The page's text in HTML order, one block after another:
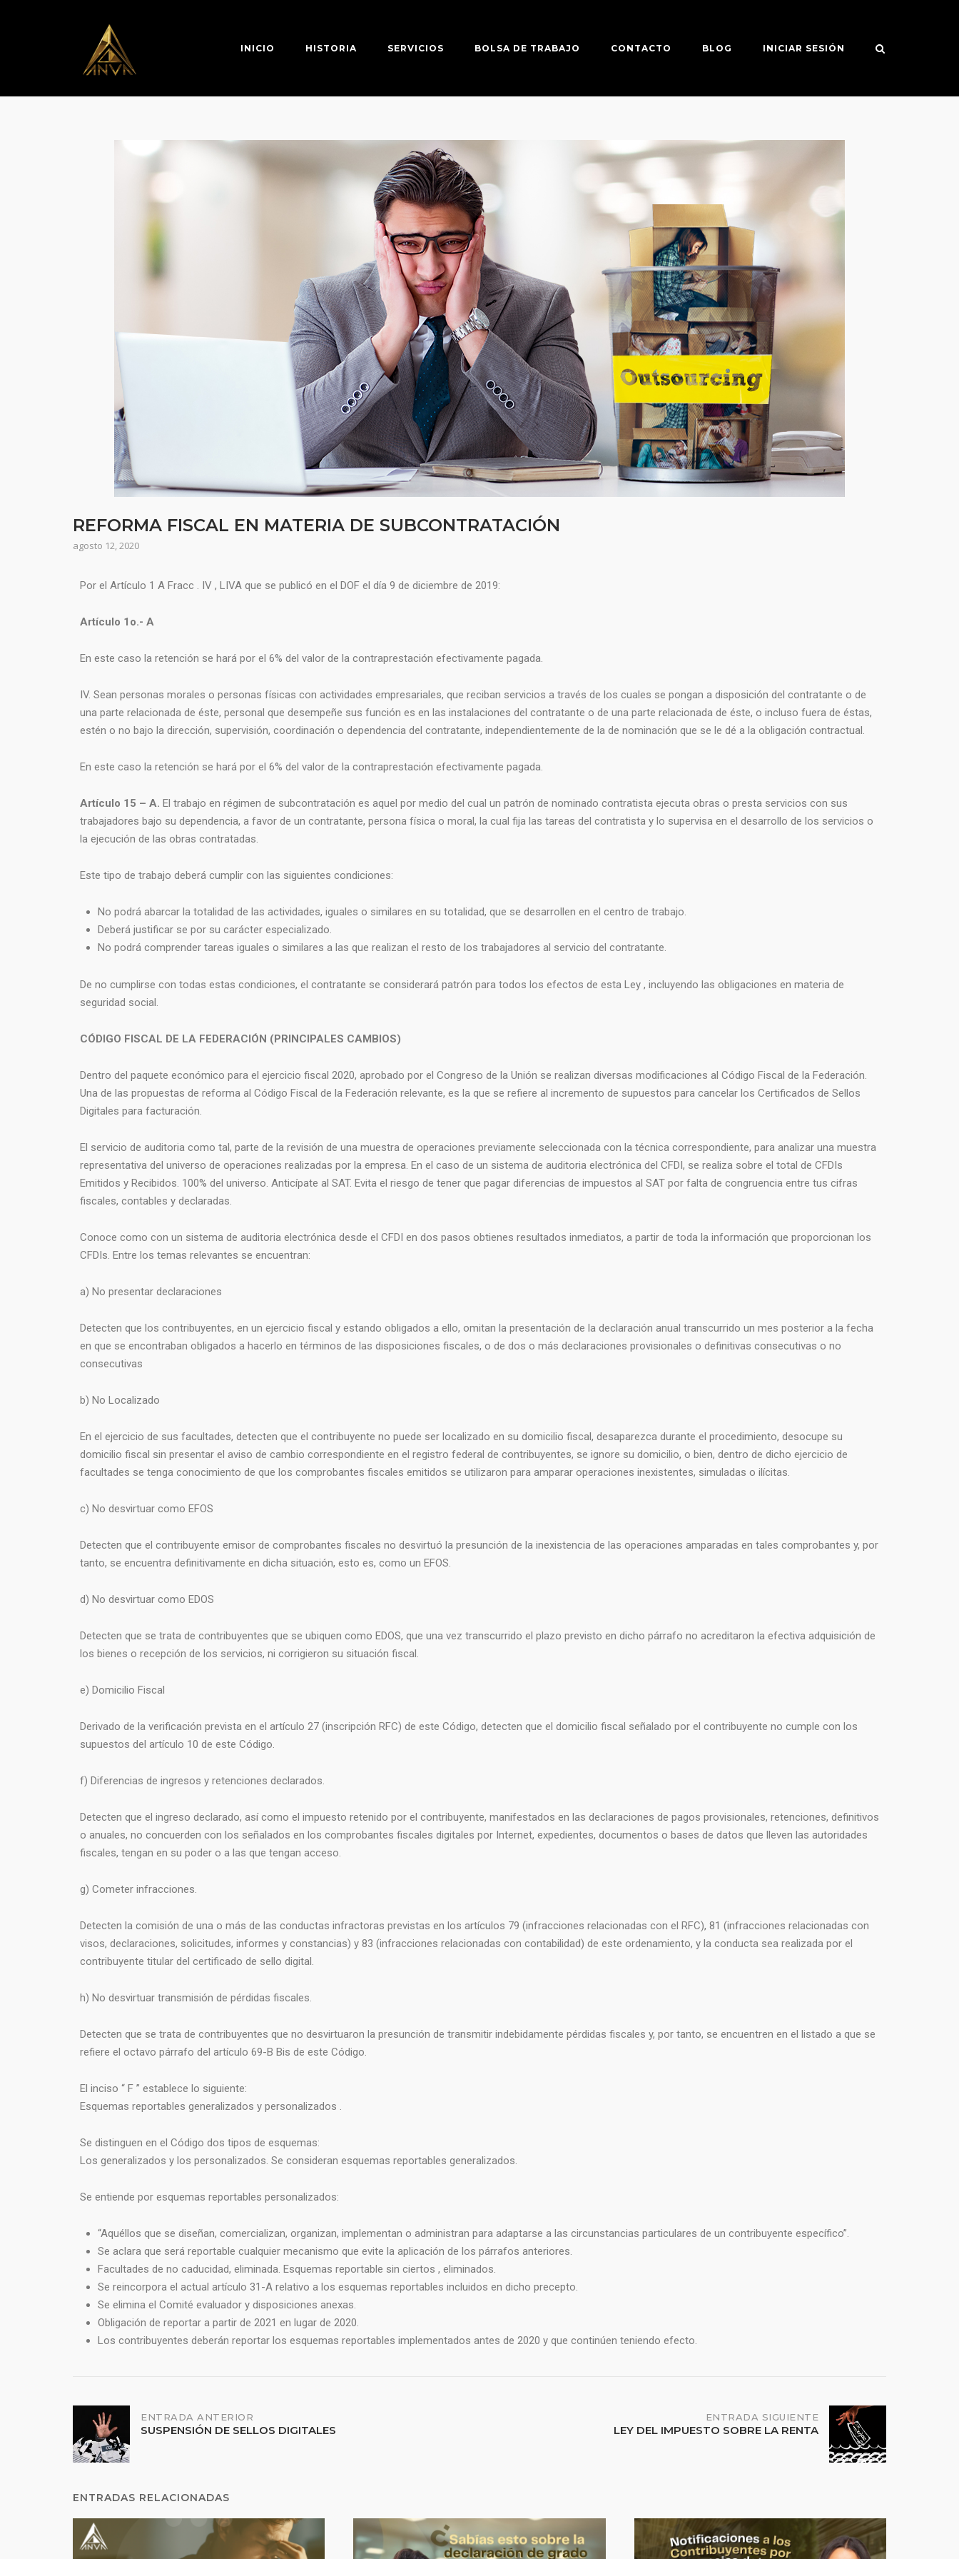
INICIO HISTORIA SERVICIOS BOLSA DE TRABAJO CONTACTO BLOG INICIAR SESIÓN
REFORMA FISCAL EN MATERIA DE SUBCONTRATACIÓN
agosto 12, 2020
Por el Artículo 1 A Fracc . IV , LIVA que se publicó en el DOF el día 9 de diciembre de 2019:
Artículo 1o.- A
En este caso la retención se hará por el 6% del valor de la contraprestación efectivamente pagada.
IV. Sean personas morales o personas físicas con actividades empresariales, que reciban servicios a través de los cuales se pongan a disposición del contratante o de
una parte relacionada de éste, personal que desempeñe sus función es en las instalaciones del contratante o de una parte relacionada de éste, o incluso fuera de éstas,
estén o no bajo la dirección, supervisión, coordinación o dependencia del contratante, independientemente de la de nominación que se le dé a la obligación contractual.
En este caso la retención se hará por el 6% del valor de la contraprestación efectivamente pagada.
Artículo 15 – A. El trabajo en régimen de subcontratación es aquel por medio del cual un patrón de nominado contratista ejecuta obras o presta servicios con sus
trabajadores bajo su dependencia, a favor de un contratante, persona física o moral, la cual fija las tareas del contratista y lo supervisa en el desarrollo de los servicios o
la ejecución de las obras contratadas.
Este tipo de trabajo deberá cumplir con las siguientes condiciones:
No podrá abarcar la totalidad de las actividades, iguales o similares en su totalidad, que se desarrollen en el centro de trabajo.
Deberá justificar se por su carácter especializado.
No podrá comprender tareas iguales o similares a las que realizan el resto de los trabajadores al servicio del contratante.
De no cumplirse con todas estas condiciones, el contratante se considerará patrón para todos los efectos de esta Ley , incluyendo las obligaciones en materia de
seguridad social.
CÓDIGO FISCAL DE LA FEDERACIÓN (PRINCIPALES CAMBIOS)
Dentro del paquete económico para el ejercicio fiscal 2020, aprobado por el Congreso de la Unión se realizan diversas modificaciones al Código Fiscal de la Federación.
Una de las propuestas de reforma al Código Fiscal de la Federación relevante, es la que se refiere al incremento de supuestos para cancelar los Certificados de Sellos
Digitales para facturación.
El servicio de auditoria como tal, parte de la revisión de una muestra de operaciones previamente seleccionada con la técnica correspondiente, para analizar una muestra
representativa del universo de operaciones realizadas por la empresa. En el caso de un sistema de auditoria electrónica del CFDI, se realiza sobre el total de CFDIs
Emitidos y Recibidos. 100% del universo. Anticípate al SAT. Evita el riesgo de tener que pagar diferencias de impuestos al SAT por falta de congruencia entre tus cifras
fiscales, contables y declaradas.
Conoce como con un sistema de auditoria electrónica desde el CFDI en dos pasos obtienes resultados inmediatos, a partir de toda la información que proporcionan los
CFDIs. Entre los temas relevantes se encuentran:
a) No presentar declaraciones
Detecten que los contribuyentes, en un ejercicio fiscal y estando obligados a ello, omitan la presentación de la declaración anual transcurrido un mes posterior a la fecha
en que se encontraban obligados a hacerlo en términos de las disposiciones fiscales, o de dos o más declaraciones provisionales o definitivas consecutivas o no
consecutivas
b) No Localizado
En el ejercicio de sus facultades, detecten que el contribuyente no puede ser localizado en su domicilio fiscal, desaparezca durante el procedimiento, desocupe su
domicilio fiscal sin presentar el aviso de cambio correspondiente en el registro federal de contribuyentes, se ignore su domicilio, o bien, dentro de dicho ejercicio de
facultades se tenga conocimiento de que los comprobantes fiscales emitidos se utilizaron para amparar operaciones inexistentes, simuladas o ilícitas.
c) No desvirtuar como EFOS
Detecten que el contribuyente emisor de comprobantes fiscales no desvirtuó la presunción de la inexistencia de las operaciones amparadas en tales comprobantes y, por
tanto, se encuentra definitivamente en dicha situación, esto es, como un EFOS.
d) No desvirtuar como EDOS
Detecten que se trata de contribuyentes que se ubiquen como EDOS, que una vez transcurrido el plazo previsto en dicho párrafo no acreditaron la efectiva adquisición de
los bienes o recepción de los servicios, ni corrigieron su situación fiscal.
e) Domicilio Fiscal
Derivado de la verificación prevista en el artículo 27 (inscripción RFC) de este Código, detecten que el domicilio fiscal señalado por el contribuyente no cumple con los
supuestos del artículo 10 de este Código.
f) Diferencias de ingresos y retenciones declarados.
Detecten que el ingreso declarado, así como el impuesto retenido por el contribuyente, manifestados en las declaraciones de pagos provisionales, retenciones, definitivos
o anuales, no concuerden con los señalados en los comprobantes fiscales digitales por Internet, expedientes, documentos o bases de datos que lleven las autoridades
fiscales, tengan en su poder o a las que tengan acceso.
g) Cometer infracciones.
Detecten la comisión de una o más de las conductas infractoras previstas en los artículos 79 (infracciones relacionadas con el RFC), 81 (infracciones relacionadas con
visos, declaraciones, solicitudes, informes y constancias) y 83 (infracciones relacionadas con contabilidad) de este ordenamiento, y la conducta sea realizada por el
contribuyente titular del certificado de sello digital.
h) No desvirtuar transmisión de pérdidas fiscales.
Detecten que se trata de contribuyentes que no desvirtuaron la presunción de transmitir indebidamente pérdidas fiscales y, por tanto, se encuentren en el listado a que se
refiere el octavo párrafo del artículo 69-B Bis de este Código.
El inciso “ F ” establece lo siguiente:
Esquemas reportables generalizados y personalizados .
Se distinguen en el Código dos tipos de esquemas:
Los generalizados y los personalizados. Se consideran esquemas reportables generalizados.
Se entiende por esquemas reportables personalizados:
“Aquéllos que se diseñan, comercializan, organizan, implementan o administran para adaptarse a las circunstancias particulares de un contribuyente específico”.
Se aclara que será reportable cualquier mecanismo que evite la aplicación de los párrafos anteriores.
Facultades de no caducidad, eliminada. Esquemas reportable sin ciertos , eliminados.
Se reincorpora el actual artículo 31-A relativo a los esquemas reportables incluidos en dicho precepto.
Se elimina el Comité evaluador y disposiciones anexas.
Obligación de reportar a partir de 2021 en lugar de 2020.
Los contribuyentes deberán reportar los esquemas reportables implementados antes de 2020 y que continúen teniendo efecto.
ENTRADA ANTERIOR
SUSPENSIÓN DE SELLOS DIGITALES
ENTRADA SIGUIENTE
LEY DEL IMPUESTO SOBRE LA RENTA
ENTRADAS RELACIONADAS